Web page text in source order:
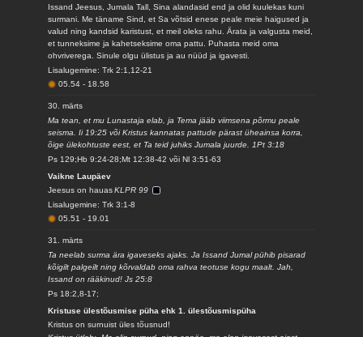
Issand Jeesus, Jumala Tall, Sina alandasid end ja olid kuulekas kuni
surmani. Me täname Sind, et Sa võtsid enese peale meie haigused ja
valud ning kandsid karistust, et meil oleks rahu. Ärata ja valgusta meid,
et tunneksime ja kahetseksime oma pattu. Puhasta meid oma
ohvriverega. Sinule olgu ülistus ja au nüüd ja igavesti.
Lisalugemine: Trk 2:1,12-21
05.54- 18.58
30. märts
Ma tean, et mu Lunastaja elab, ja Tema jääb viimsena põrmu peale
seisma. Ii 19:25 või Kristus kannatas pattude pärast üheainsa korra,
õige ülekohtuste eest, et Ta teid juhiks Jumala juurde. 1Pt 3:18
Ps 129;Hb 9:24-28;Mt 12:38-42 või Nl 3:51-63
Vaikne Laupäev
Jeesus on hauas KLPR 99
Lisalugemine: Trk 3:1-8
05.51- 19.01
31. märts
Ta neelab surma ära igaveseks ajaks. Ja Issand Jumal pühib pisarad
kõigilt palgeilt ning kõrvaldab oma rahva teotuse kogu maalt. Jah,
Issand on rääkinud! Js 25:8
Ps 18:2,8-17;
Kristuse ülestõusmise püha ehk 1. ülestõusmispüha
Kristus on surnuist üles tõusnud!